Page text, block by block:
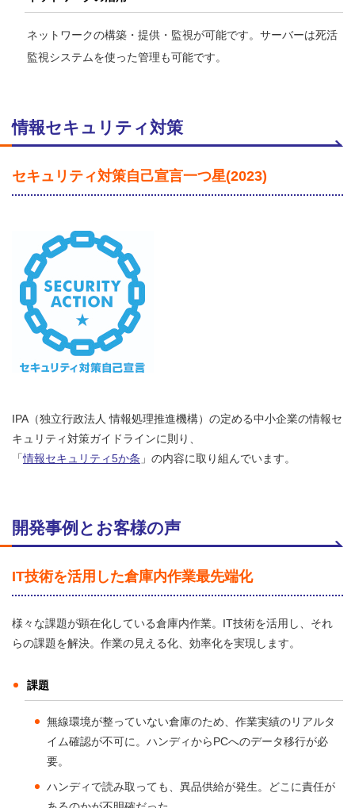
ネットワークの構築・提供・監視が可能です。サーバーは死活
監視システムを使った管理も可能です。
情報セキュリティ対策
セキュリティ対策自己宣言一つ星(2023)
IPA（独立行政法人 情報処理推進機構）の定める中小企業の情報セ
キュリティ対策ガイドラインに則り、
「情報セキュリティ5か条 」の内容に取り組んでいます。
開発事例とお客様の声
IT技術を活用した倉庫内作業最先端化
様々な課題が顕在化している倉庫内作業。IT技術を活用し、それ
らの課題を解決。作業の見える化、効率化を実現します。
課題
無線環境が整っていない倉庫のため、作業実績のリアルタ
イム確認が不可に。ハンディからPCへのデータ移行が必
要。
ハンディで読み取っても、異品供給が発生。どこに責任が